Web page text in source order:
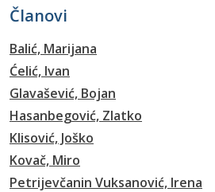
Članovi
Balić, Marijana
Ćelić, Ivan
Glavašević, Bojan
Hasanbegović, Zlatko
Klisović, Joško
Kovač, Miro
Petrijevčanin Vuksanović, Irena